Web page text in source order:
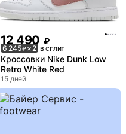
12 490 ₽
6 245₽× 2 в сплит
Кроссовки Nike Dunk Low
Retro White Red
15 дней